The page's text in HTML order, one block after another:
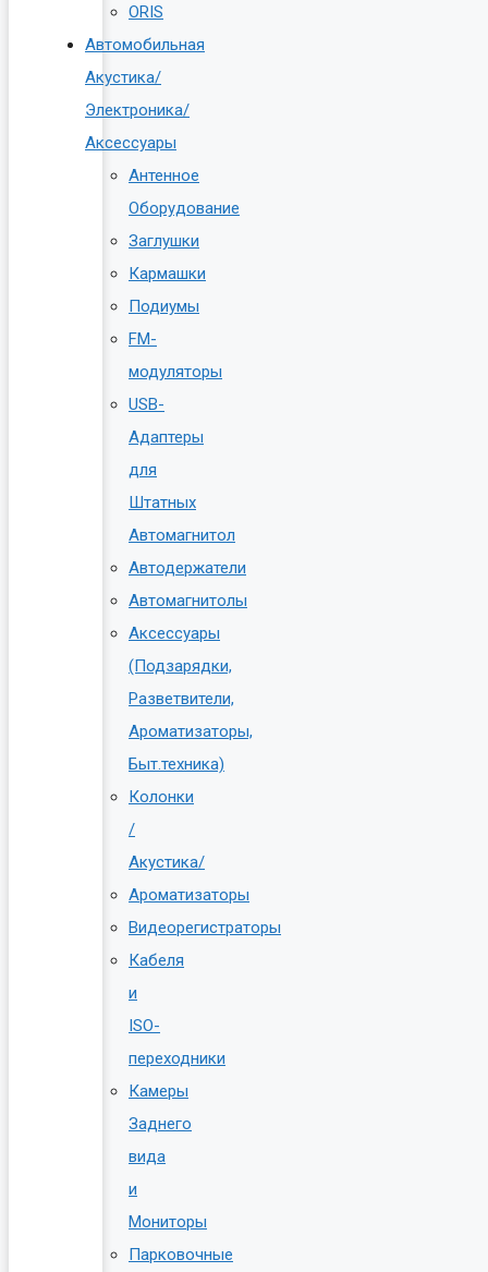
ORIS
Автомобильная
Акустика/
Электроника/
Аксессуары
Антенное
Оборудование
Заглушки
Кармашки
Подиумы
FM-
модуляторы
USB-
Адаптеры
для
Штатных
Автомагнитол
Автодержатели
Автомагнитолы
Аксессуары
(Подзарядки,
Разветвители,
Ароматизаторы,
Быт.техника)
Колонки
/
Акустика/
Ароматизаторы
Видеорегистраторы
Кабеля
и
ISO-
переходники
Камеры
Заднего
вида
и
Мониторы
Парковочные